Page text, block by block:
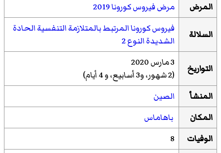
المرض
مرض فيروس كورونا 2019
السلالة
فيروس كورونا المرتبط بالمتلازمة التنفسية الحادة
الشديدة النوع 2
التواريخ
3 مارس 2020
(2 شهور، و3 أسابيع، و 4 أيام)
المنشأ
الصين
المكان
باهاماس
الوفيات
8